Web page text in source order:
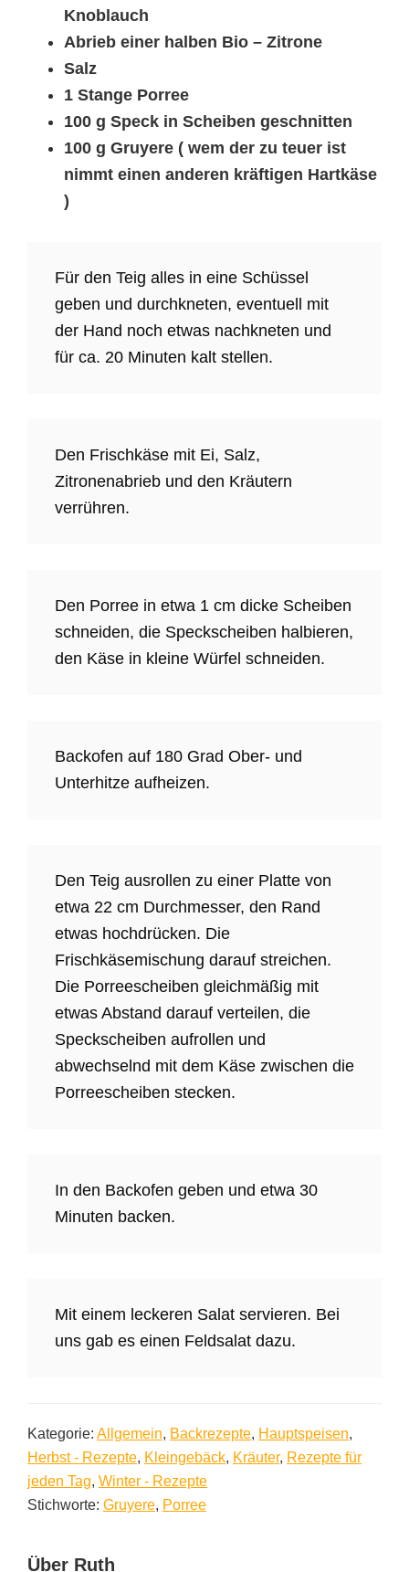
Knoblauch
Abrieb einer halben Bio – Zitrone
Salz
1 Stange Porree
100 g Speck in Scheiben geschnitten
100 g Gruyere ( wem der zu teuer ist
nimmt einen anderen kräftigen Hartkäse
)
Für den Teig alles in eine Schüssel
geben und durchkneten, eventuell mit
der Hand noch etwas nachkneten und
für ca. 20 Minuten kalt stellen.
Den Frischkäse mit Ei, Salz,
Zitronenabrieb und den Kräutern
verrühren.
Den Porree in etwa 1 cm dicke Scheiben
schneiden, die Speckscheiben halbieren,
den Käse in kleine Würfel schneiden.
Backofen auf 180 Grad Ober- und
Unterhitze aufheizen.
Den Teig ausrollen zu einer Platte von
etwa 22 cm Durchmesser, den Rand
etwas hochdrücken. Die
Frischkäsemischung darauf streichen.
Die Porreescheiben gleichmäßig mit
etwas Abstand darauf verteilen, die
Speckscheiben aufrollen und
abwechselnd mit dem Käse zwischen die
Porreescheiben stecken.
In den Backofen geben und etwa 30
Minuten backen.
Mit einem leckeren Salat servieren. Bei
uns gab es einen Feldsalat dazu.
Kategorie: Allgemein, Backrezepte, Hauptspeisen,
Herbst - Rezepte, Kleingebäck, Kräuter, Rezepte für
jeden Tag, Winter - Rezepte
Stichworte: Gruyere, Porree
Über Ruth